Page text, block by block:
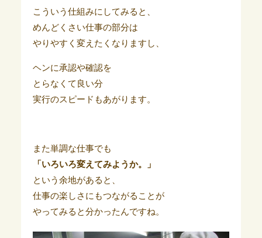
こういう仕組みにしてみると、
めんどくさい仕事の部分は
やりやすく変えたくなりますし、
ヘンに承認や確認を
とらなくて良い分
実行のスピードもあがります。
また単調な仕事でも
「いろいろ変えてみようか。」
という余地があると、
仕事の楽しさにもつながることが
やってみると分かったんですね。